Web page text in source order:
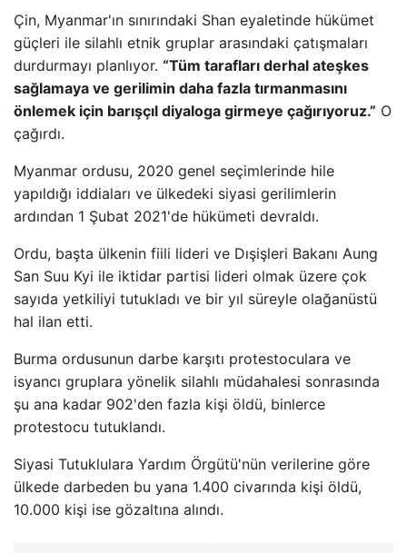
Çin, Myanmar'ın sınırındaki Shan eyaletinde hükümet
güçleri ile silahlı etnik gruplar arasındaki çatışmaları
durdurmayı planlıyor. “Tüm tarafları derhal ateşkes
sağlamaya ve gerilimin daha fazla tırmanmasını
önlemek için barışçıl diyaloga girmeye çağırıyoruz.” O
çağırdı.
Myanmar ordusu, 2020 genel seçimlerinde hile
yapıldığı iddiaları ve ülkedeki siyasi gerilimlerin
ardından 1 Şubat 2021'de hükümeti devraldı.
Ordu, başta ülkenin fiili lideri ve Dışişleri Bakanı Aung
San Suu Kyi ile iktidar partisi lideri olmak üzere çok
sayıda yetkiliyi tutukladı ve bir yıl süreyle olağanüstü
hal ilan etti.
Burma ordusunun darbe karşıtı protestoculara ve
isyancı gruplara yönelik silahlı müdahalesi sonrasında
şu ana kadar 902'den fazla kişi öldü, binlerce
protestocu tutuklandı.
Siyasi Tutuklulara Yardım Örgütü'nün verilerine göre
ülkede darbeden bu yana 1.400 civarında kişi öldü,
10.000 kişi ise gözaltına alındı.